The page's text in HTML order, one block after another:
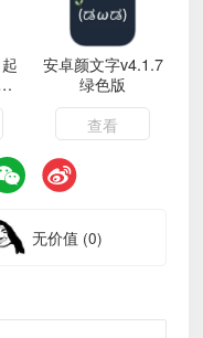
安卓颜文字v4.1.7
绿色版
查看
无价值 (0)